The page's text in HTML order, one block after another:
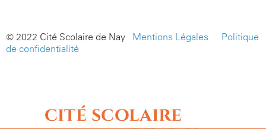
© 2022 Cité Scolaire de Nay - Mentions Légales
Politique
de confidentialité